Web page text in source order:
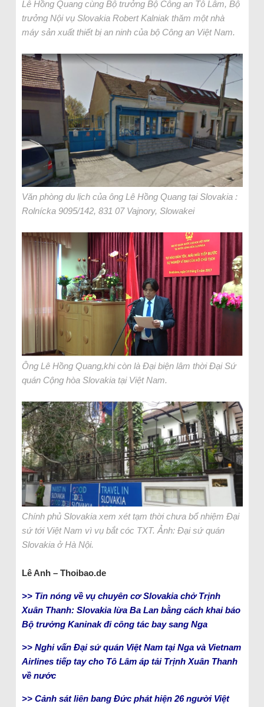
Lê Hồng Quang cùng Bộ trưởng Bộ Công an Tô Lâm, Bộ
trưởng Nội vụ Slovakia Robert Kalniak thăm một nhà
máy sản xuất thiết bị an ninh của bộ Công an Việt Nam.
Văn phòng du lịch của ông Lê Hồng Quang tại Slovakia :
Rolnícka 9095/142, 831 07 Vajnory, Slowakei
Ông Lê Hồng Quang,khi còn là Đại biện lâm thời Đại Sứ
quán Cộng hòa Slovakia tại Việt Nam.
Chính phủ Slovakia xem xét tạm thời chưa bổ nhiệm Đại
sứ tới Việt Nam vì vụ bắt cóc TXT. Ảnh: Đại sứ quán
Slovakia ở Hà Nội.
Lê Anh – Thoibao.de
>> Tin nóng về vụ chuyên cơ Slovakia chở Trịnh
Xuân Thanh: Slovakia lừa Ba Lan bằng cách khai báo
Bộ trưởng Kaninak đi công tác bay sang Nga
>> Nghi vấn Đại sứ quán Việt Nam tại Nga và Vietnam
Airlines tiếp tay cho Tô Lâm áp tải Trịnh Xuân Thanh
về nước
>> Cảnh sát liên bang Đức phát hiện 26 người Việt